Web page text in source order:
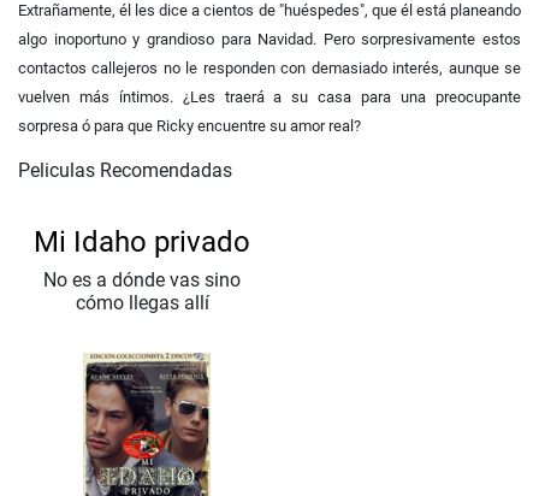
Extrañamente, él les dice a cientos de "huéspedes", que él está planeando
algo inoportuno y grandioso para Navidad. Pero sorpresivamente estos
contactos callejeros no le responden con demasiado interés, aunque se
vuelven más íntimos. ¿Les traerá a su casa para una preocupante
sorpresa ó para que Ricky encuentre su amor real?
Peliculas Recomendadas
Mi Idaho privado
No es a dónde vas sino
cómo llegas allí